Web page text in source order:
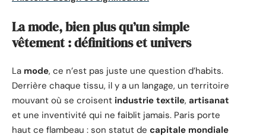
La mode, bien plus qu’un simple
vêtement : définitions et univers
La mode, ce n’est pas juste une question d’habits.
Derrière chaque tissu, il y a un langage, un territoire
mouvant où se croisent industrie textile, artisanat
et une inventivité qui ne faiblit jamais. Paris porte
haut ce flambeau : son statut de capitale mondiale